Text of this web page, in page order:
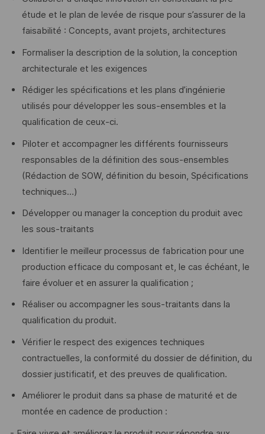
étude et le plan de levée de risque pour s’assurer de la
faisabilité : Concepts, avant projets, architectures
Formaliser la description de la solution, la conception
architecturale et les exigences
Rédiger les spécifications et les plans d’ingénierie
utilisés pour développer les sous-ensembles et la
qualification de ceux-ci.
Piloter et accompagner les différents fournisseurs
responsables de la définition des sous-ensembles
(Rédaction de SOW, définition du besoin, Spécifications
techniques…)
Développer ou manager la conception du produit avec
les sous-traitants
Identifier le meilleur processus de fabrication pour une
production efficace du composant et, le cas échéant, le
faire évoluer et en assurer la qualification ;
Réaliser ou accompagner les sous-traitants dans la
qualification du produit.
Vérifier le respect des exigences techniques
contractuelles, la conformité du dossier de définition, du
dossier justificatif, et des preuves de qualification.
Améliorer le produit dans sa phase de maturité et de
montée en cadence de production :